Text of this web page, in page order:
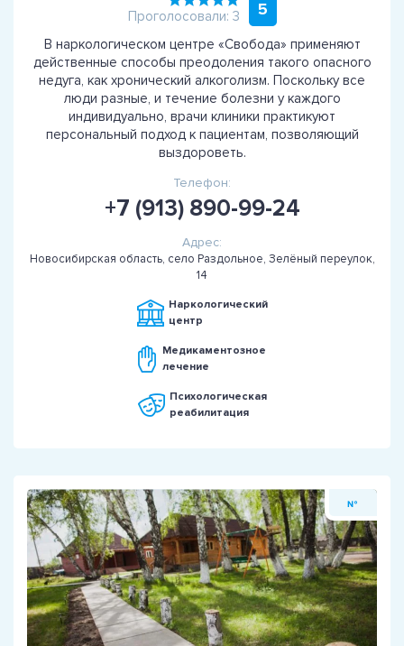
Проголосовали: 3 5
В наркологическом центре «Свобода» применяют
действенные способы преодоления такого опасного
недуга, как хронический алкоголизм. Поскольку все
люди разные, и течение болезни у каждого
индивидуально, врачи клиники практикуют
персональный подход к пациентам, позволяющий
выздороветь.
Телефон:
+7 (913) 890-99-24
Адрес:
Новосибирская область, село Раздольное, Зелёный переулок,
14
Наркологический
центр
Медикаментозное
лечение
Психологическая
реабилитация
№